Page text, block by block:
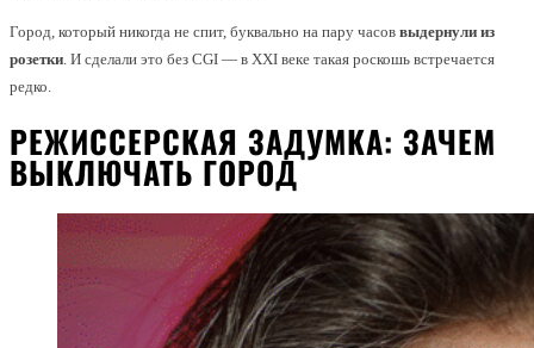
Город, который никогда не спит, буквально на пару часов выдернули из
розетки. И сделали это без CGI — в XXI веке такая роскошь встречается
редко.
РЕЖИССЕРСКАЯ ЗАДУМКА: ЗАЧЕМ
ВЫКЛЮЧАТЬ ГОРОД